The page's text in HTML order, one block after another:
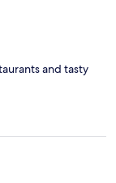
and tasty